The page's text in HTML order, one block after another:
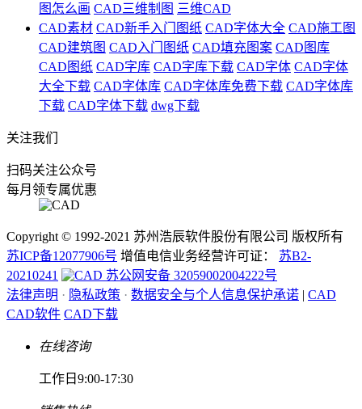
图怎么画 CAD三维制图 三维CAD
CAD素材 CAD新手入门图纸 CAD字体大全 CAD施工图
CAD建筑图 CAD入门图纸 CAD填充图案 CAD图库
CAD图纸 CAD字库 CAD字库下载 CAD字体 CAD字体
大全下载 CAD字体库 CAD字体库免费下载 CAD字体库
下载 CAD字体下载 dwg下载
关注我们
扫码关注公众号
每月领专属优惠
Copyright © 1992-2021 苏州浩辰软件股份有限公司 版权所有
苏ICP备12077906号 增值电信业务经营许可证： 苏B2-
20210241
苏公网安备 32059002004222号
法律声明 · 隐私政策 · 数据安全与个人信息保护承诺 | CAD
CAD软件 CAD下载
在线咨询
工作日9:00-17:30